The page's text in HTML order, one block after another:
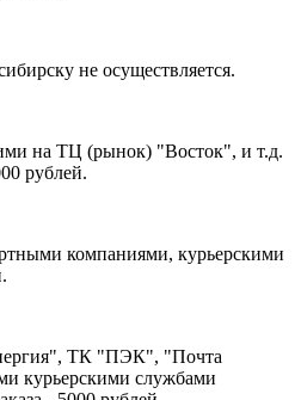
не осуществляется.
на ТЦ (рынок) "Восток", и т.д.
рублей.
компаниями, курьерскими
ТК "ПЭК", "Почта
курьерскими службами